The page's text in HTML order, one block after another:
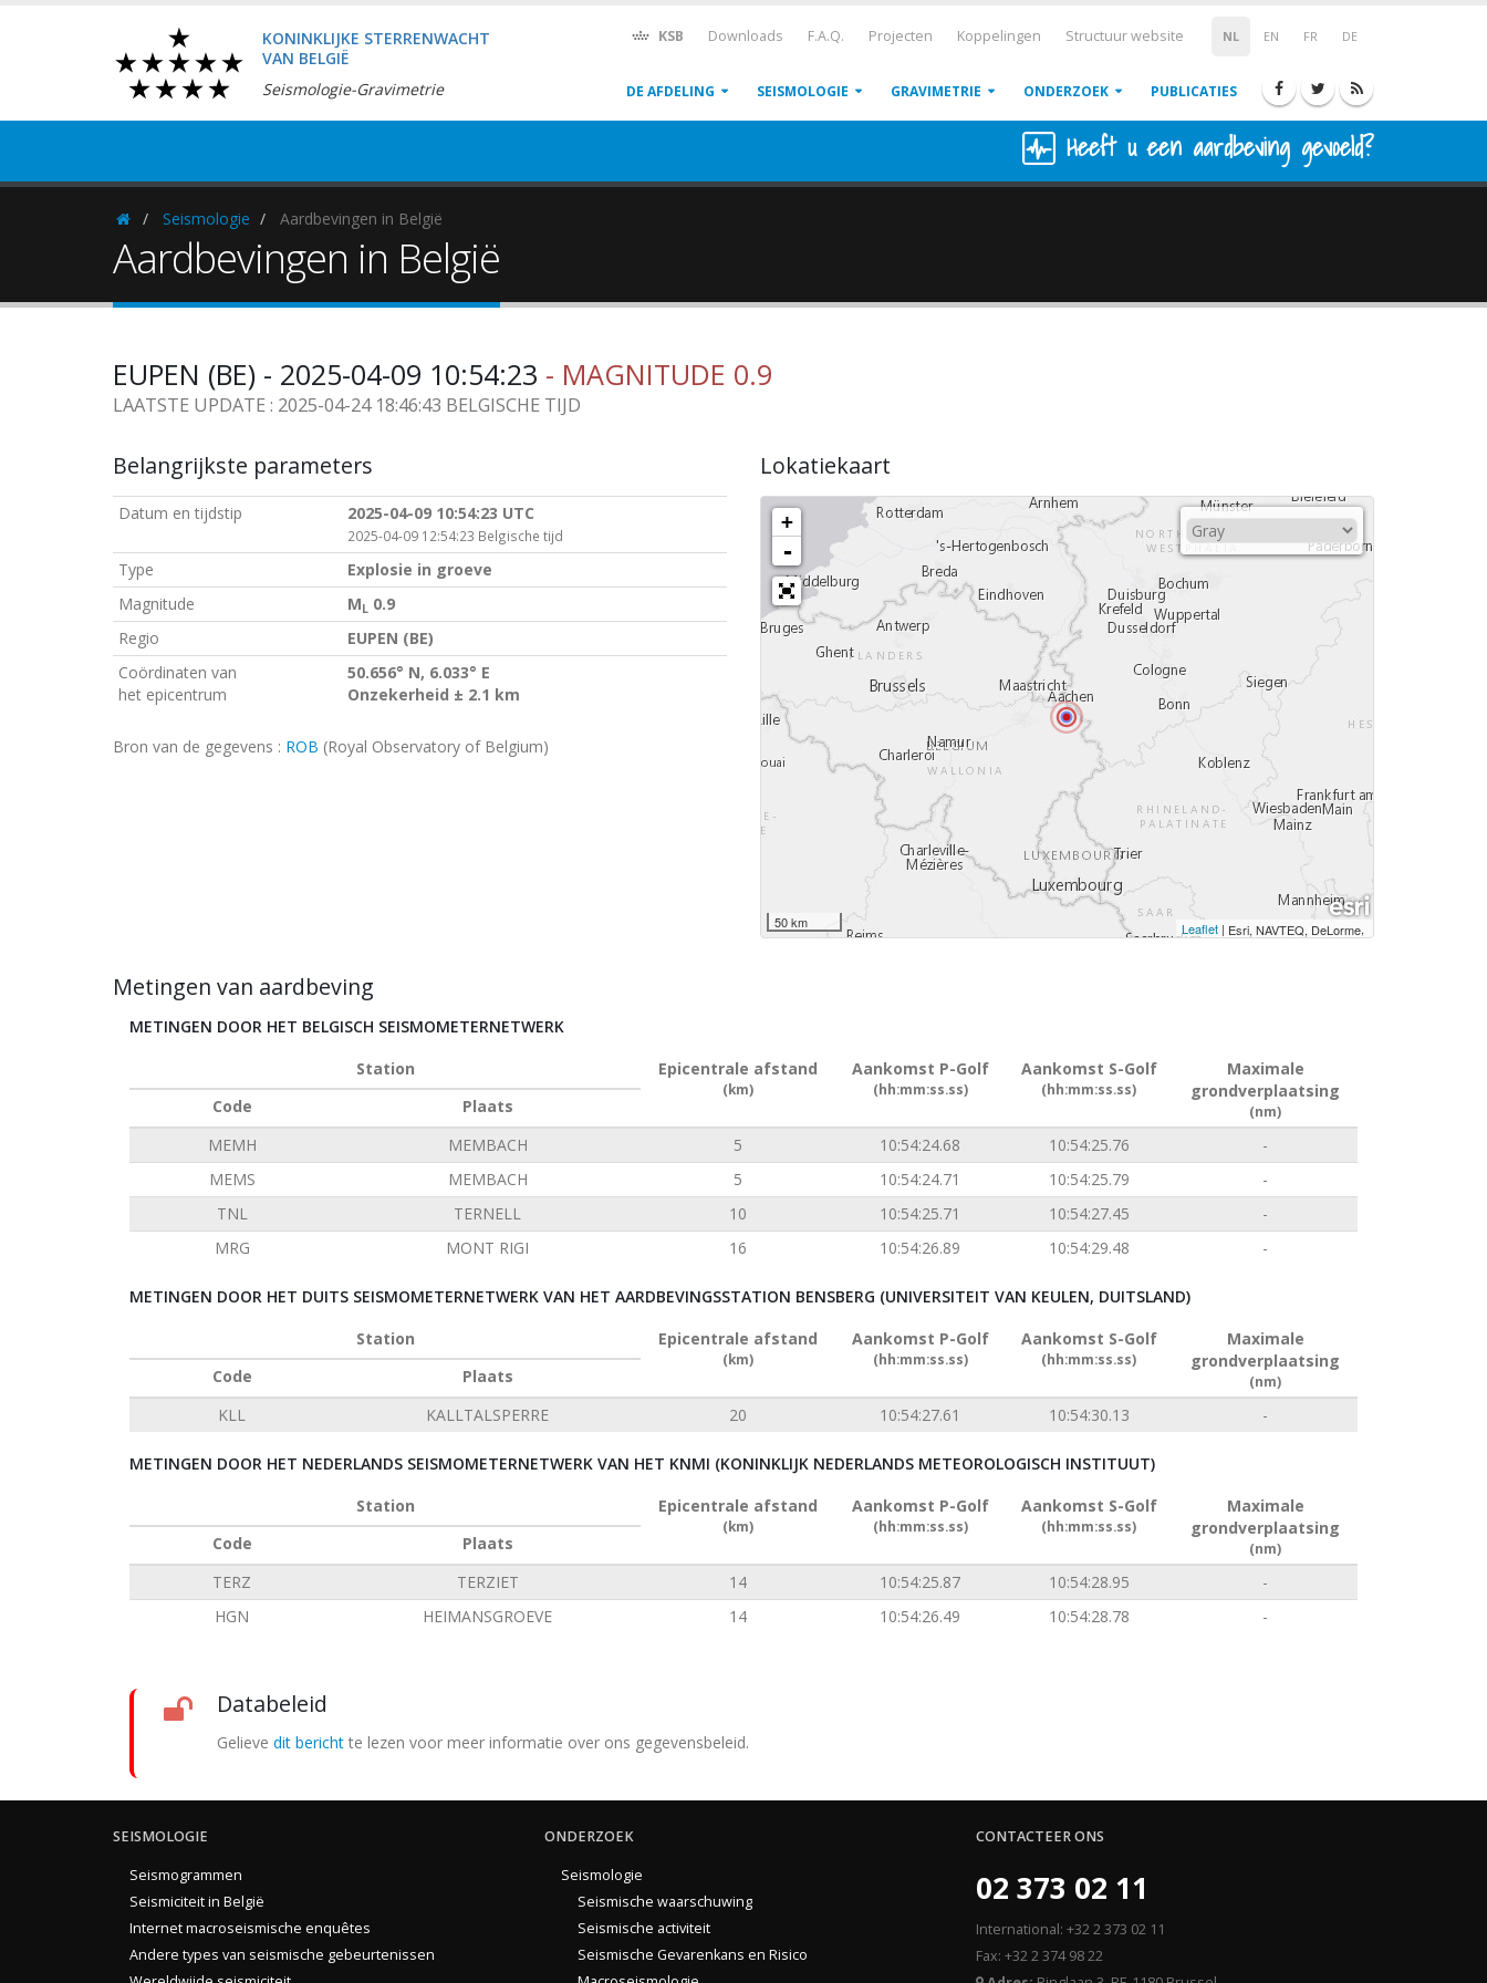
KONINKLIJKE STERRENWACHT
VAN BELGIË
Seismologie-Gravimetrie
NL EN FR DE
KSB Downloads F.A.Q. Projecten Koppelingen Structuur website
DE AFDELING SEISMOLOGIE GRAVIMETRIE ONDERZOEK PUBLICATIES
Heeft u een aardbeving gevoeld?
HomepageSeismologie Aardbevingen in België
Aardbevingen in België
EUPEN (BE) - 2025-04-09 10:54:23 - MAGNITUDE 0.9
LAATSTE UPDATE : 2025-04-24 18:46:43 BELGISCHE TIJD
Belangrijkste parameters
Datum en tijdstip 2025-04-09 10:54:23 UTC
2025-04-09 12:54:23 Belgische tijd
Type
Explosie in groeve
Magnitude
ML 0.9
Regio
EUPEN (BE)
Coördinaten van
het epicentrum
50.656° N, 6.033° E
Onzekerheid ± 2.1 km
Bron van de gegevens : ROB (Royal Observatory of Belgium)
Lokatiekaart
+
-
50 km Leaflet | Esri, NAVTEQ, DeLorme,
Metingen van aardbeving
METINGEN DOOR HET BELGISCH SEISMOMETERNETWERK
Station
Epicentrale afstand
(km)
Aankomst P-Golf
(hh:mm:ss.ss)
Aankomst S-Golf
(hh:mm:ss.ss)
Maximale
grondverplaatsing
(nm)
Code
Plaats
MEMH
MEMBACH 5 10:54:24.68 10:54:25.76
-
MEMS
MEMBACH 5 10:54:24.71 10:54:25.79
-
TNL
TERNELL 10 10:54:25.71 10:54:27.45
-
MRG
MONT RIGI 16 10:54:26.89 10:54:29.48 -
METINGEN DOOR HET DUITS SEISMOMETERNETWERK VAN HET AARDBEVINGSSTATION BENSBERG (UNIVERSITEIT VAN KEULEN, DUITSLAND)
Station
Epicentrale afstand
(km)
Aankomst P-Golf
(hh:mm:ss.ss)
Aankomst S-Golf
(hh:mm:ss.ss)
Maximale
grondverplaatsing
(nm)
Code
Plaats
KLL
KALLTALSPERRE 20 10:54:27.61 10:54:30.13 -
METINGEN DOOR HET NEDERLANDS SEISMOMETERNETWERK VAN HET KNMI (KONINKLIJK NEDERLANDS METEOROLOGISCH INSTITUUT)
Station
Epicentrale afstand
(km)
Aankomst P-Golf
(hh:mm:ss.ss)
Aankomst S-Golf
(hh:mm:ss.ss)
Maximale
grondverplaatsing
(nm)
Code
Plaats
TERZ
TERZIET 14 10:54:25.87 10:54:28.95
-
HGN
HEIMANSGROEVE 14 10:54:26.49 10:54:28.78 -
Databeleid
Gelieve dit bericht te lezen voor meer informatie over ons gegevensbeleid.
SEISMOLOGIE
Seismogrammen
Seismiciteit in België
Internet macroseismische enquêtes
Andere types van seismische gebeurtenissen
ONDERZOEK
Seismologie
Seismische waarschuwing
Seismische activiteit
Seismische Gevarenkans en Risico
CONTACTEER ONS
02 373 02 11
International: +32 2 373 02 11
Fax: +32 2 374 98 22